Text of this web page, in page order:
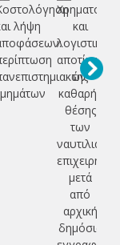
λήψη
και
λογιστική
αποτίμηση
της
καθαρής
θέσης
των
ναυτιλιακών
επιχειρήσεων
μετά
από
αρχική
δημόσια